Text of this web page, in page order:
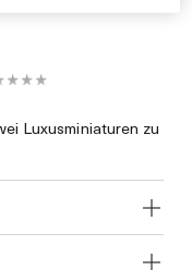
Luxusminiaturen zu